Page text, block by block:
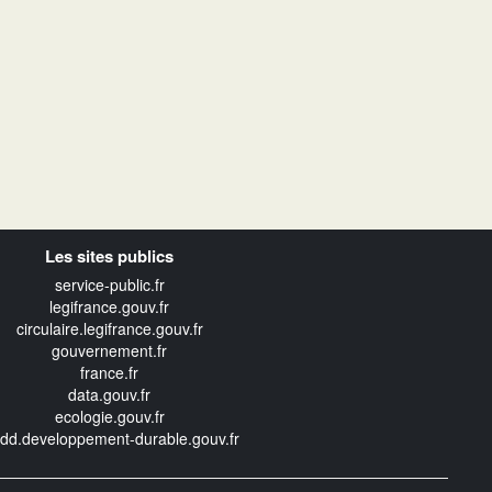
Les sites publics
service-public.fr
legifrance.gouv.fr
circulaire.legifrance.gouv.fr
gouvernement.fr
france.fr
data.gouv.fr
ecologie.gouv.fr
durable.gouv.fr